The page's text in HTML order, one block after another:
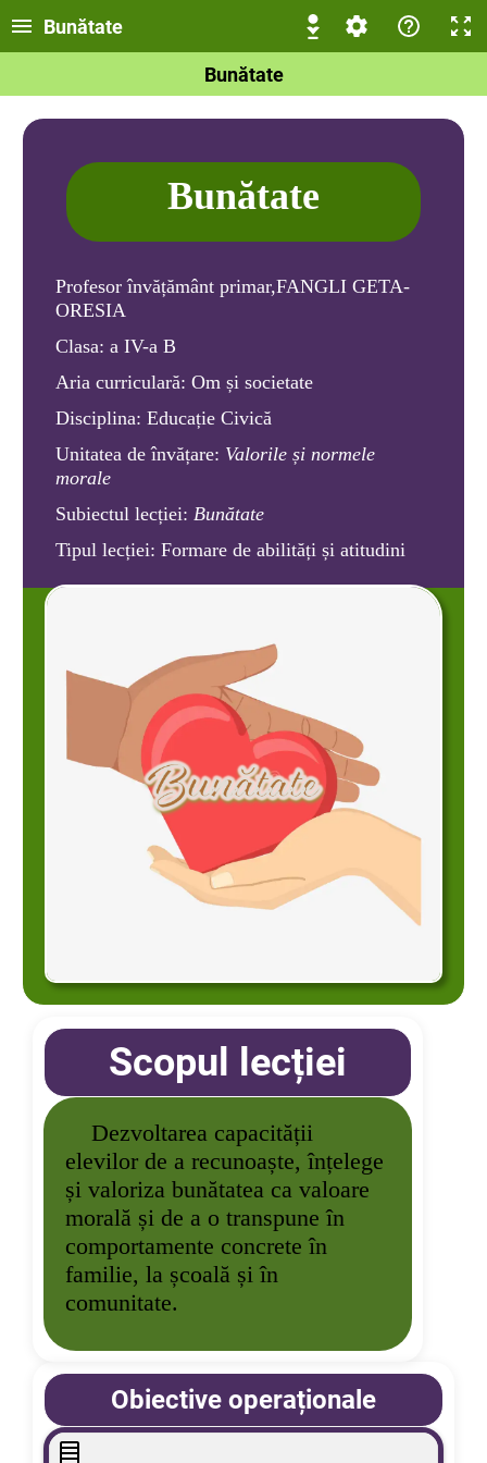
Bunătate
Bunătate
Bunătate
Profesor învățământ primar,FANGLI GETA-
ORESIA
Clasa: a IV-a B
Aria curriculară: Om și societate
Disciplina: Educație Civică
Unitatea de învățare: Valorile și normele
morale
Subiectul lecției: Bunătate
Tipul lecției: Formare de abilități și atitudini
Scopul lecției
Dezvoltarea capacității
elevilor de a recunoaște, înțelege
și valoriza bunătatea ca valoare
morală și de a o transpune în
comportamente concrete în
familie, la școală și în
comunitate.
Obiective operaționale